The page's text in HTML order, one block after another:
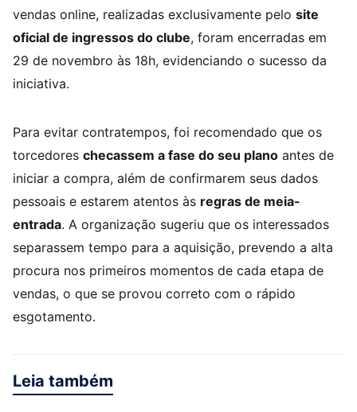
vendas online, realizadas exclusivamente pelo site
oficial de ingressos do clube, foram encerradas em
29 de novembro às 18h, evidenciando o sucesso da
iniciativa.
Para evitar contratempos, foi recomendado que os
torcedores checassem a fase do seu plano antes de
iniciar a compra, além de confirmarem seus dados
pessoais e estarem atentos às regras de meia-
entrada. A organização sugeriu que os interessados
separassem tempo para a aquisição, prevendo a alta
procura nos primeiros momentos de cada etapa de
vendas, o que se provou correto com o rápido
esgotamento.
Leia também